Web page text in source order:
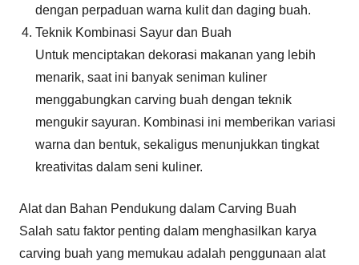
dengan perpaduan warna kulit dan daging buah.
Teknik Kombinasi Sayur dan Buah
Untuk menciptakan dekorasi makanan yang lebih
menarik, saat ini banyak seniman kuliner
menggabungkan carving buah dengan teknik
mengukir sayuran. Kombinasi ini memberikan variasi
warna dan bentuk, sekaligus menunjukkan tingkat
kreativitas dalam seni kuliner.
Alat dan Bahan Pendukung dalam Carving Buah
Salah satu faktor penting dalam menghasilkan karya
carving buah yang memukau adalah penggunaan alat